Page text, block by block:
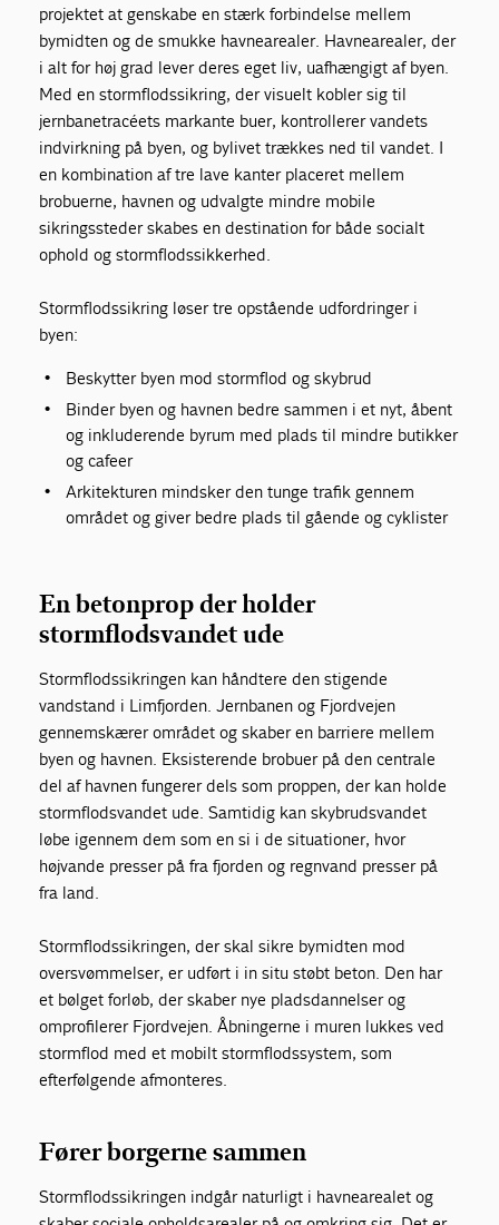
projektet at genskabe en stærk forbindelse mellem
bymidten og de smukke havnearealer. Havnearealer, der
i alt for høj grad lever deres eget liv, uafhængigt af byen.
Med en stormflodssikring, der visuelt kobler sig til
jernbanetracéets markante buer, kontrollerer vandets
indvirkning på byen, og bylivet trækkes ned til vandet. I
en kombination af tre lave kanter placeret mellem
brobuerne, havnen og udvalgte mindre mobile
sikringssteder skabes en destination for både socialt
ophold og stormflodssikkerhed.
Stormflodssikring løser tre opstående udfordringer i
byen:
Beskytter byen mod stormflod og skybrud
Binder byen og havnen bedre sammen i et nyt, åbent
og inkluderende byrum med plads til mindre butikker
og cafeer
Arkitekturen mindsker den tunge trafik gennem
området og giver bedre plads til gående og cyklister
En betonprop der holder
stormflodsvandet ude
Stormflodssikringen kan håndtere den stigende
vandstand i Limfjorden. Jernbanen og Fjordvejen
gennemskærer området og skaber en barriere mellem
byen og havnen. Eksisterende brobuer på den centrale
del af havnen fungerer dels som proppen, der kan holde
stormflodsvandet ude. Samtidig kan skybrudsvandet
løbe igennem dem som en si i de situationer, hvor
højvande presser på fra fjorden og regnvand presser på
fra land.
Stormflodssikringen, der skal sikre bymidten mod
oversvømmelser, er udført i in situ støbt beton. Den har
et bølget forløb, der skaber nye pladsdannelser og
omprofilerer Fjordvejen. Åbningerne i muren lukkes ved
stormflod med et mobilt stormflodssystem, som
efterfølgende afmonteres.
Fører borgerne sammen
Stormflodssikringen indgår naturligt i havnearealet og